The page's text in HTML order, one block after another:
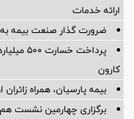
ارائه خدمات
ضرورت گذار صنعت بیمه
پرداخت
کارون
بیمه پارسیان، همراه
برگزاری چهارمین نشست